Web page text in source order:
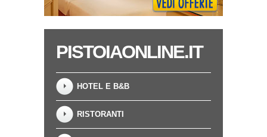
PISTOIAONLINE.IT
HOTEL E B&B
RISTORANTI